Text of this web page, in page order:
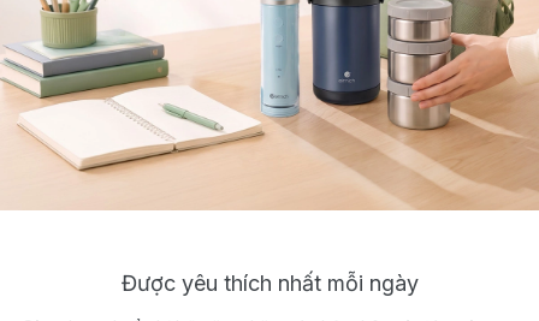
Được yêu thích nhất mỗi ngày